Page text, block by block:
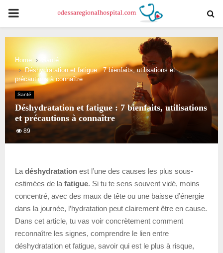
PRIMARY
MENU
Home
Santé
Déshydratation et fatigue : 7 bienfaits, utilisations et
précautions à connaître
Santé
Déshydratation et fatigue : 7 bienfaits, utilisations
et précautions à connaître
89
La déshydratation est l’une des causes les plus sous-
estimées de la fatigue. Si tu te sens souvent vidé, moins
concentré, avec des maux de tête ou une baisse d’énergie
dans la journée, l’hydratation peut clairement être en cause.
Dans cet article, tu vas voir concrètement comment
reconnaître les signes, comprendre le lien entre
déshydratation et fatigue, savoir qui est le plus à risque,